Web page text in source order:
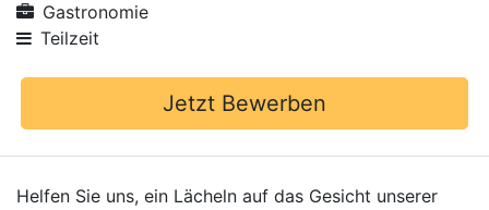
Gastronomie
Teilzeit
Jetzt Bewerben
Helfen Sie uns, ein Lächeln auf das Gesicht unserer